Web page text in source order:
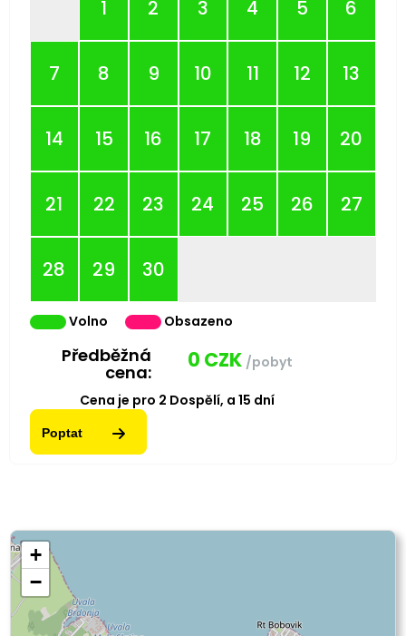
1 2 3 4 5 6
7 8 9 10 11 12 13
14 15 16 17 18 19 20
21 22 23 24 25 26 27
28 29 30
Volno Obsazeno
Předběžná
cena: 0 CZK /pobyt
Cena je pro 2 Dospělí, a 15 dní
Poptat
+
−